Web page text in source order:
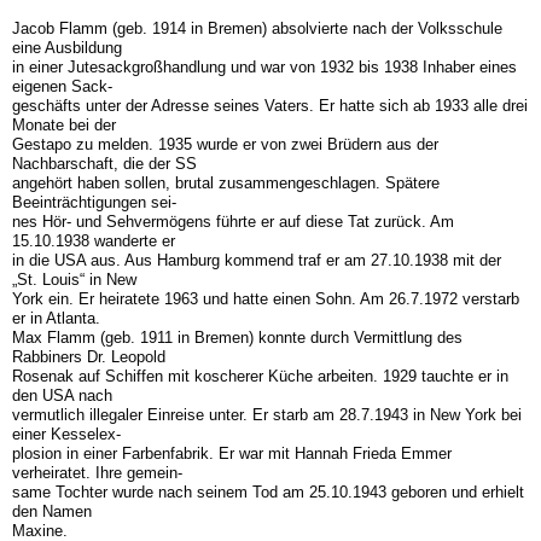
Jacob Flamm (geb. 1914 in Bremen) absolvierte nach der Volksschule
eine Ausbildung
in einer Jutesackgroßhandlung und war von 1932 bis 1938 Inhaber eines
eigenen Sack-
geschäfts unter der Adresse seines Vaters. Er hatte sich ab 1933 alle drei
Monate bei der
Gestapo zu melden. 1935 wurde er von zwei Brüdern aus der
Nachbarschaft, die der SS
angehört haben sollen, brutal zusammengeschlagen. Spätere
Beeinträchtigungen sei-
nes Hör- und Sehvermögens führte er auf diese Tat zurück. Am
15.10.1938 wanderte er
in die USA aus. Aus Hamburg kommend traf er am 27.10.1938 mit der
„St. Louis“ in New
York ein. Er heiratete 1963 und hatte einen Sohn. Am 26.7.1972 verstarb
er in Atlanta.
Max Flamm (geb. 1911 in Bremen) konnte durch Vermittlung des
Rabbiners Dr. Leopold
Rosenak auf Schiffen mit koscherer Küche arbeiten. 1929 tauchte er in
den USA nach
vermutlich illegaler Einreise unter. Er starb am 28.7.1943 in New York bei
einer Kesselex-
plosion in einer Farbenfabrik. Er war mit Hannah Frieda Emmer
verheiratet. Ihre gemein-
same Tochter wurde nach seinem Tod am 25.10.1943 geboren und erhielt
den Namen
Maxine.